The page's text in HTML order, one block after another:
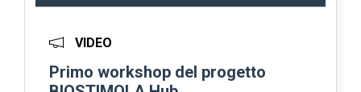
VIDEO
Primo workshop del progetto